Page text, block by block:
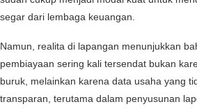
segar dari lembaga keuangan.
Namun, realita di lapangan menunjukkan
pembiayaan sering kali tersendat bukan
buruk, melainkan karena data usaha yang
transparan, terutama dalam penyusunan